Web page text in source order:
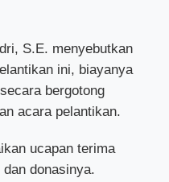
S.E. menyebutkan
ini, biayanya
bergotong
acara pelantikan.
ucapan terima
donasinya.